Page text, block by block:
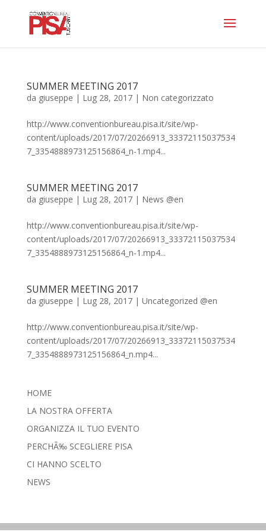
SUMMER MEETING 2017
da giuseppe | Lug 28, 2017| Non categorizzato
http://www.conventionbureau.pisa.it/site/wp-
content/uploads/2017/07/20266913_33372115037534
7_3354888973125156864_n-1.mp4...
SUMMER MEETING 2017
da giuseppe | Lug 28, 2017| News @en
http://www.conventionbureau.pisa.it/site/wp-
content/uploads/2017/07/20266913_33372115037534
7_3354888973125156864_n-1.mp4...
SUMMER MEETING 2017
da giuseppe | Lug 28, 2017| Uncategorized @en
http://www.conventionbureau.pisa.it/site/wp-
content/uploads/2017/07/20266913_33372115037534
7_3354888973125156864_n.mp4...
HOME
LA NOSTRA OFFERTA
ORGANIZZA IL TUO EVENTO
PERCHÃ‰ SCEGLIERE PISA
CI HANNO SCELTO
NEWS